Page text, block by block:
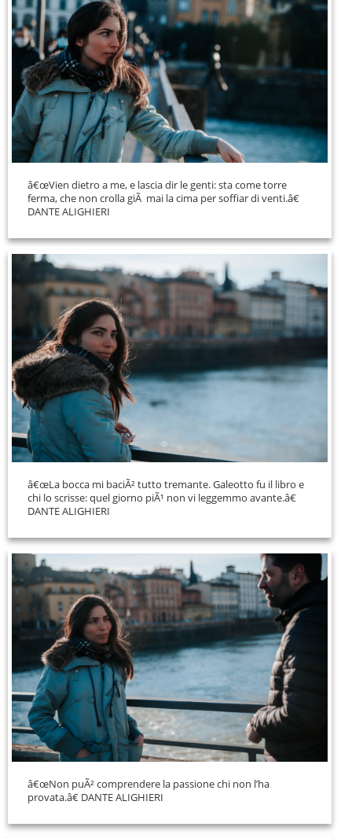
â€œVien dietro a me, e lascia dir le genti: sta come torre
ferma, che non crolla giÃ mai la cima per soffiar di venti.â€
DANTE ALIGHIERI
â€œLa bocca mi baciÃ² tutto tremante. Galeotto fu il libro e
chi lo scrisse: quel giorno piÃ¹ non vi leggemmo avante.â€
DANTE ALIGHIERI
â€œNon puÃ² comprendere la passione chi non l’ha
provata.â€ DANTE ALIGHIERI